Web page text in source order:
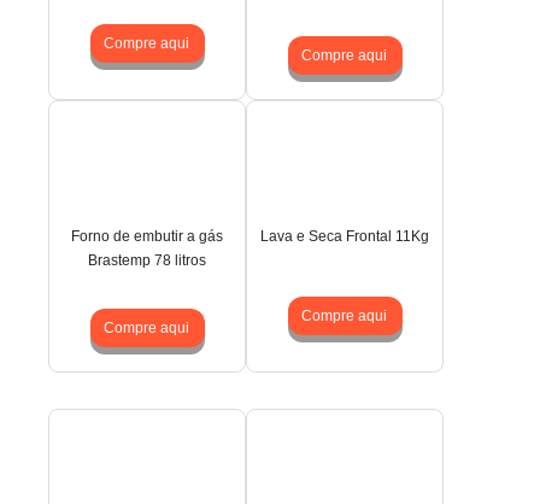
Compre aqui
Compre aqui
Forno de embutir a gás
Brastemp 78 litros
Compre aqui
Lava e Seca Frontal 11Kg
Compre aqui